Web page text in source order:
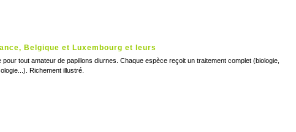
Belgique et Luxembourg et leurs
pour tout amateur de papillons diurnes. Chaque espèce reçoit un traitement complet (biologie,
Richement illustré.